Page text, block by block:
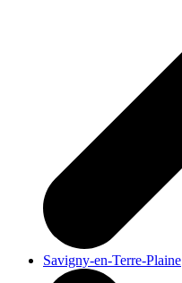
Savigny-en-Terre-Plaine